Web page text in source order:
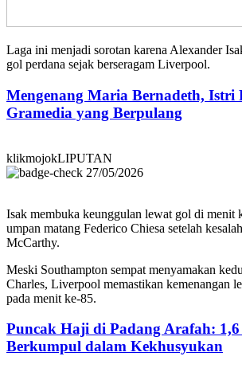
Laga ini menjadi sorotan karena Alexander
gol perdana sejak berseragam Liverpool.
Mengenang Maria Bernadeth, Istri
Gramedia yang Berpulang
klikmojokLIPUTAN
27/05/2026
Isak membuka keunggulan lewat gol di menit
umpan matang Federico Chiesa setelah
McCarthy.
Meski Southampton sempat menyamakan
Charles, Liverpool memastikan kemenangan
pada menit ke-85.
Puncak Haji di Padang Arafah:
Berkumpul dalam Kekhusyukan